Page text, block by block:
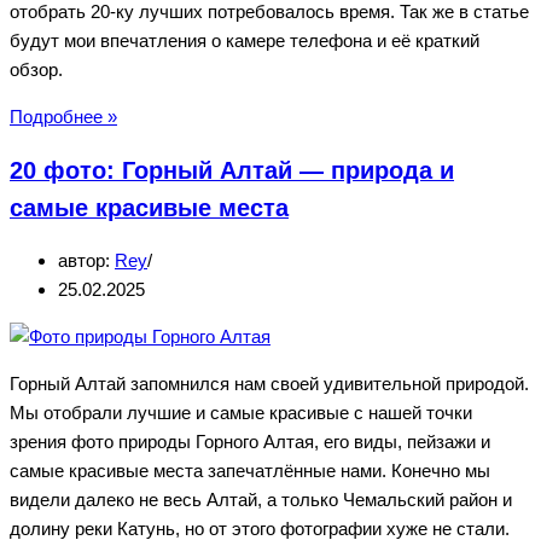
отобрать 20-ку лучших потребовалось время. Так же в статье
будут мои впечатления о камере телефона и её краткий
обзор.
Подробнее »Huawei
—
лучшие
с
камеры
20 фото: Горный Алтай — природа и
самые красивые места
автор: Rey
25.02.2025
Горный Алтай запомнился нам своей удивительной природой.
Мы отобрали лучшие и самые красивые с нашей точки
зрения фото природы Горного Алтая, его виды, пейзажи и
самые красивые места запечатлённые нами. Конечно мы
видели далеко не весь Алтай, а только Чемальский район и
долину реки Катунь, но от этого фотографии хуже не стали.